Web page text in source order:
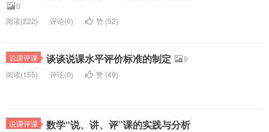
0
阅读(222) 评论(0) 赞 (52)
说课评课 谈谈说课水平评价标准的制定
0
阅读(155) 评论(0) 赞 (49)
说课评课 数学“说、讲、评”课的实践与分析